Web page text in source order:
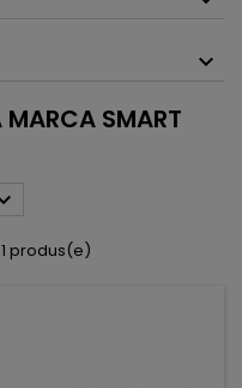
MARCA SMART
produs(e)